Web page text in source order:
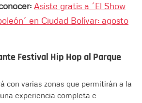
Asiste gratis a ´El Show
en Ciudad Bolívar: agosto
Festival Hip Hop al Parque
con varias zonas que permitirán a la
experiencia completa e